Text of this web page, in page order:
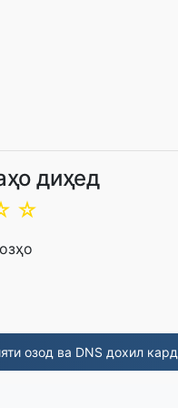
диҳед
☆
озод ва DNS дохил